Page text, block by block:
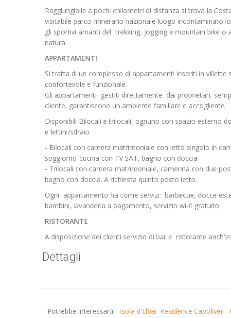
Raggiungibile a pochi chilometri di distanza si trova la
visitabile parco minerario nazionale luogo incontaminato
gli sportivi amanti del trekking, jogging e mountain bike o
natura.
APPARTAMENTI
Si tratta di un complesso di appartamenti inseriti in
confortevole e funzionale.
Gli appartamenti gestiti direttamente dai proprietari,
cliente, garantiscono un ambiente familiare e accogliente.
Disponibili Bilocali e trilocali, ognuno con spazio esterno
e lettini/sdraio.
- Bilocali con camera matrimoniale con letto singolo in
soggiorno-cucina con TV SAT, bagno con doccia.
- Trilocali con camera matrimoniale, camerina con due
bagno con doccia. A richiesta quinto posto letto.
Ogni appartamento ha come servizi: barbecue, docce
bambini, lavanderia a pagamento, servizio wi-fi gratuito.
RISTORANTE
A disposizione dei clienti servizio di bar e ristorante
Dettagli
Potrebbe interessarti: Isola d'Elba Residence Capoliveri